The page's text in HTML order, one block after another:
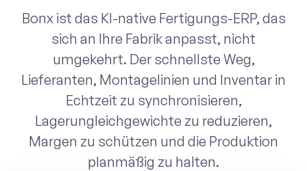
Bonx ist das KI-native Fertigungs-ERP, das
sich an Ihre Fabrik anpasst, nicht
umgekehrt. Der schnellste Weg,
Lieferanten, Montagelinien und Inventar in
Echtzeit zu synchronisieren,
Lagerungleichgewichte zu reduzieren,
Margen zu schützen und die Produktion
planmäßig zu halten.